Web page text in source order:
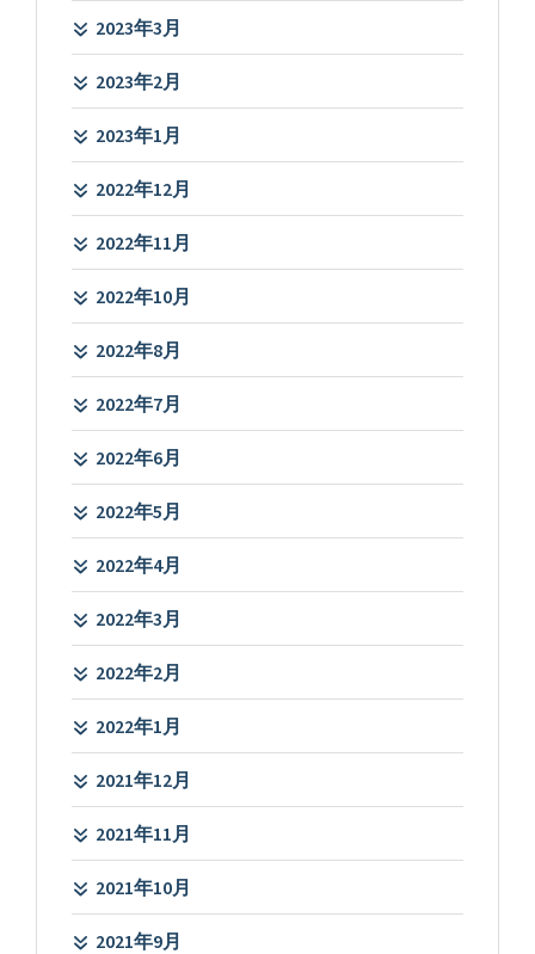
2023年3月
2023年2月
2023年1月
2022年12月
2022年11月
2022年10月
2022年8月
2022年7月
2022年6月
2022年5月
2022年4月
2022年3月
2022年2月
2022年1月
2021年12月
2021年11月
2021年10月
2021年9月